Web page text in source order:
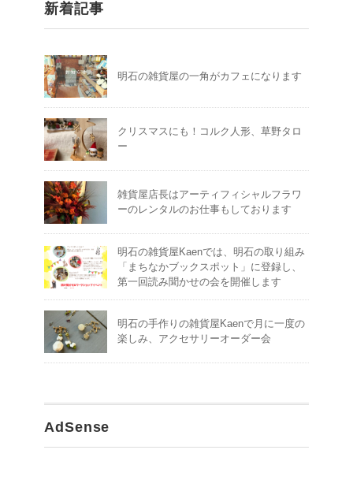
新着記事
明石の雑貨屋の一角がカフェになります
クリスマスにも！コルク人形、草野タロ
ー
雑貨屋店長はアーティフィシャルフラワ
ーのレンタルのお仕事もしております
明石の雑貨屋Kaenでは、明石の取り組み
「まちなかブックスポット」に登録し、
第一回読み聞かせの会を開催します
明石の手作りの雑貨屋Kaenで月に一度の
楽しみ、アクセサリーオーダー会
AdSense